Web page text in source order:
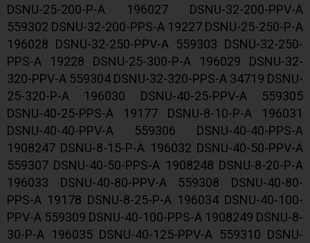
DSNU-25-200-P-A 196027 DSNU-32-200-PPV-A
559302 DSNU-32-200-PPS-A 19227 DSNU-25-250-P-A
196028 DSNU-32-250-PPV-A 559303 DSNU-32-250-
PPS-A 19228 DSNU-25-300-P-A 196029 DSNU-32-
320-PPV-A 559304 DSNU-32-320-PPS-A 34719 DSNU-
25-320-P-A 196030 DSNU-40-25-PPV-A 559305
DSNU-40-25-PPS-A 19177 DSNU-8-10-P-A 196031
DSNU-40-40-PPV-A 559306 DSNU-40-40-PPS-A
1908247 DSNU-8-15-P-A 196032 DSNU-40-50-PPV-A
559307 DSNU-40-50-PPS-A 1908248 DSNU-8-20-P-A
196033 DSNU-40-80-PPV-A 559308 DSNU-40-80-
PPS-A 19178 DSNU-8-25-P-A 196034 DSNU-40-100-
PPV-A 559309 DSNU-40-100-PPS-A 1908249 DSNU-8-
30-P-A 196035 DSNU-40-125-PPV-A 559310 DSNU-